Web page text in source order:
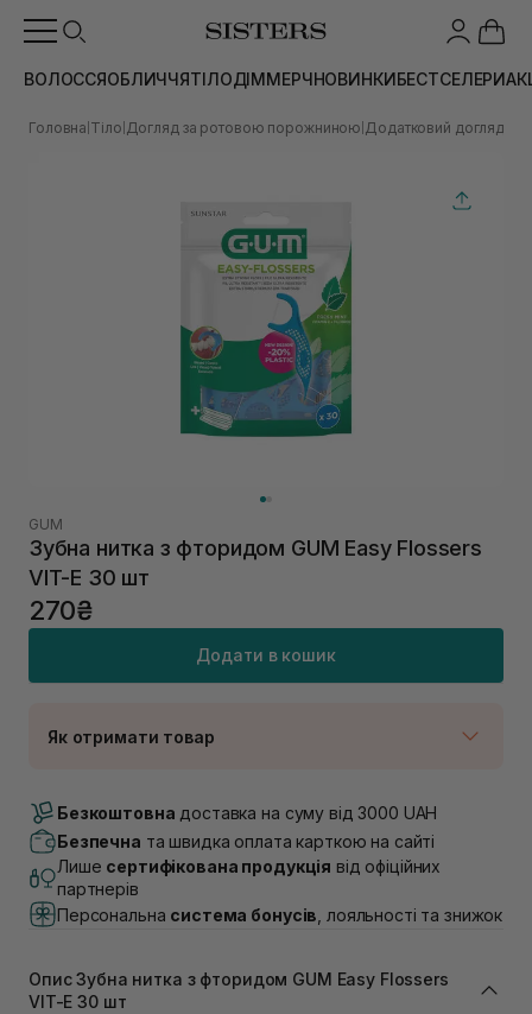
ВОЛОССЯОБЛИЧЧЯТІЛОДІММЕРЧНОВИНКИБЕСТСЕЛЕРИ
Головна Тіло Догляд за ротовою порожниною Додатковий догляд
GUM
Зубна нитка з фторидом GUM Easy Flossers
VIT-E 30 шт
270₴
Додати в кошик
Як отримати товар
Немає в наявності!
В наявності
Самовивіз м. Львів, вул. Академіка Підстригача, 1В
(Duck’s Lake)
Немає в наявності!
Немає в наявності!
Самовивіз м. Львів, вул. Степана Бандери 45
Безкоштовна доставка на суму від 3000 UAH
Безпечна та швидка оплата карткою на сайті
Лише сертифікована продукція від офіційних
партнерів
Персональна система бонусів , лояльності та знижок
Опис Зубна нитка з фторидом GUM Easy Flossers
VIT-E 30 шт